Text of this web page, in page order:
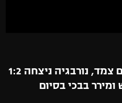
צפו: הולאנד הבריק עם צמד, נורבגיה ניצחה 1:2
בבכי בסיום